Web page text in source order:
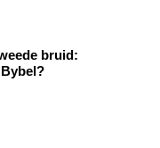
bruid: